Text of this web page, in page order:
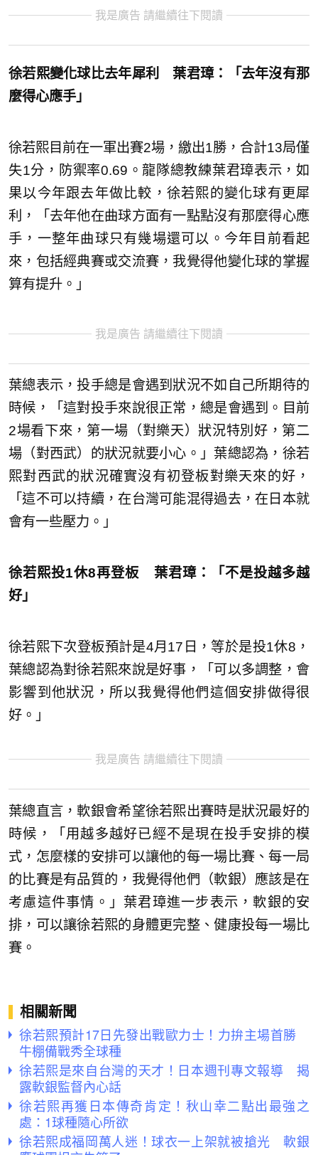
我是廣告 請繼續往下閱讀
徐若熙變化球比去年犀利 葉君璋：「去年沒有那
麼得心應手」
徐若熙目前在一軍出賽2場，繳出1勝，合計13局僅
失1分，防禦率0.69。龍隊總教練葉君璋表示，如
果以今年跟去年做比較，徐若熙的變化球有更犀
利，「去年他在曲球方面有一點點沒有那麼得心應
手，一整年曲球只有幾場還可以。今年目前看起
來，包括經典賽或交流賽，我覺得他變化球的掌握
算有提升。」
我是廣告 請繼續往下閱讀
葉總表示，投手總是會遇到狀況不如自己所期待的
時候，「這對投手來說很正常，總是會遇到。目前
2場看下來，第一場（對樂天）狀況特別好，第二
場（對西武）的狀況就要小心。」葉總認為，徐若
熙對西武的狀況確實沒有初登板對樂天來的好，
「這不可以持續，在台灣可能混得過去，在日本就
會有一些壓力。」
徐若熙投1休8再登板 葉君璋：「不是投越多越
好」
徐若熙下次登板預計是4月17日，等於是投1休8，
葉總認為對徐若熙來說是好事，「可以多調整，會
影響到他狀況，所以我覺得他們這個安排做得很
好。」
我是廣告 請繼續往下閱讀
葉總直言，軟銀會希望徐若熙出賽時是狀況最好的
時候，「用越多越好已經不是現在投手安排的模
式，怎麼樣的安排可以讓他的每一場比賽、每一局
的比賽是有品質的，我覺得他們（軟銀）應該是在
考慮這件事情。」葉君璋進一步表示，軟銀的安
排，可以讓徐若熙的身體更完整、健康投每一場比
賽。
相關新聞
徐若熙預計17日先發出戰歐力士！力拚主場首勝
牛棚備戰秀全球種
徐若熙是來自台灣的天才！日本週刊專文報導 揭
露軟銀監督內心話
徐若熙再獲日本傳奇肯定！秋山幸二點出最強之
處：1球種隨心所欲
徐若熙成福岡萬人迷！球衣一上架就被搶光 軟銀